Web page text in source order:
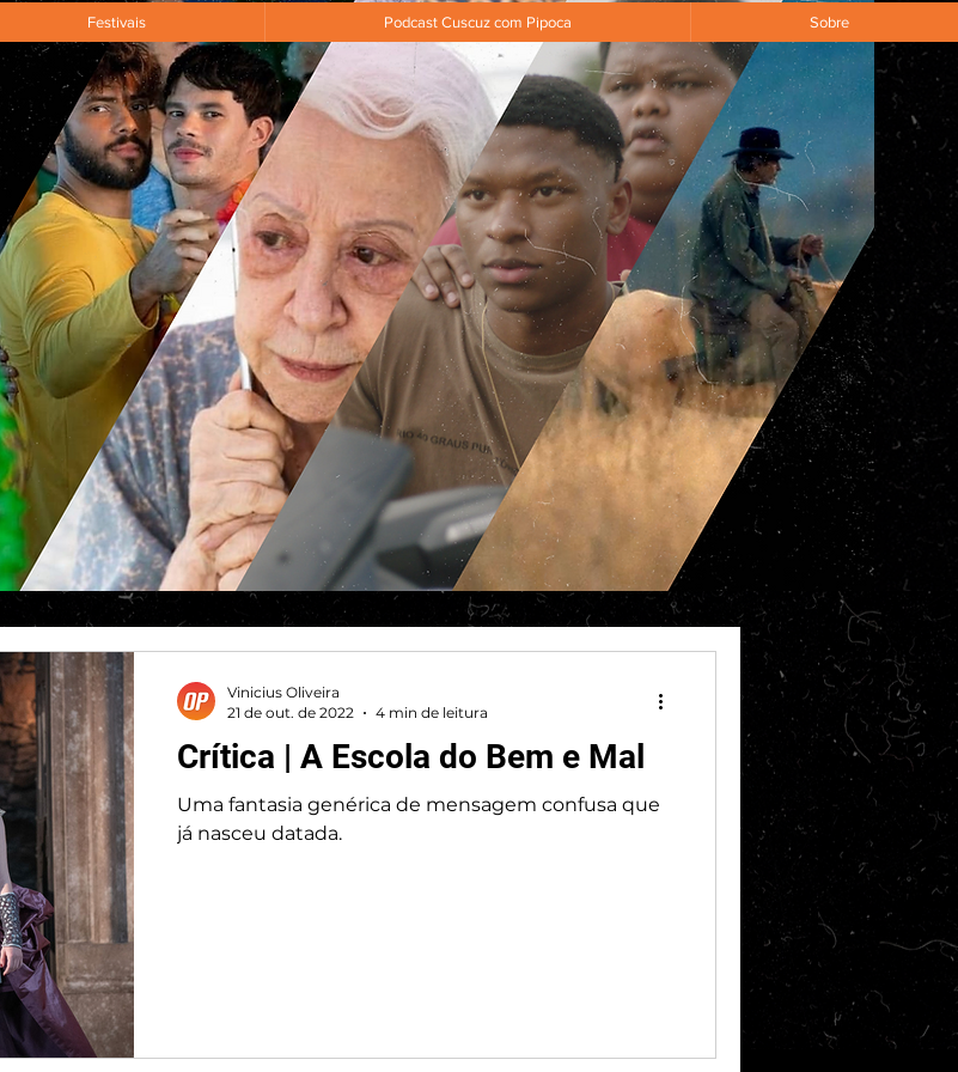
Festivais Podcast Cuscuz com Pipoca Sobre
Crítica | A Escola do Bem e Mal
Uma fantasia genérica de mensagem confusa que
já nasceu datada.
Vinicius Oliveira
21 de out. de 2022
4 min de leitura